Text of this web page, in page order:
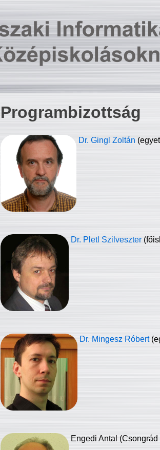
Programbizottság
Dr. Gingl Zoltán
Dr. Pletl Szilveszter
Dr. Mingesz Róbert
Engedi Antal